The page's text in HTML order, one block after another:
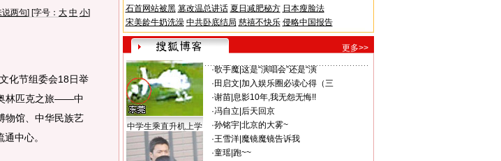
说两句] [字号： 大 中 小]
化节组委会18日举
林匹克之旅——中
物馆、中华民族艺
中心。
石首网站被黑 篡改温总讲话 夏日减肥秘方 日本瘦脸法
宋美龄牛奶洗澡 中共卧底结局 慈禧不快乐 侵略中国报告
更多>>
中学生乘直升机上学
·歌手魔| 这是“演唱会”还是“演
· 田启文 加入娱乐圈必读心得（三
·谢苗| 息影10年,我无怨无悔!!
·冯自立 后天回京
·孙铭宇| 北京的大雾~
·王雪洋| 魔镜魔镜告诉我
·童瑶| 跑~~